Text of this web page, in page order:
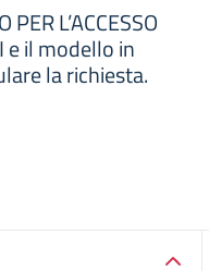
L’ACCESSO
e il modello in
la richiesta.